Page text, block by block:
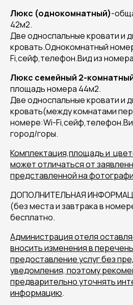
Люкс (однокомнатный)-
42м2.
Две односпальные кровати и
кровать.Однокомнатный
Fi,сейф,телефон.Вид из
Люкс семейный 2-
площадь номера 44м2.
Две односпальные кровати и
кровать(между комнатами
номере:Wi-
город/горы.
Комплектация,площадь и
может отличаться от
представленной на
ДОПОЛНИТЕЛЬНАЯ
(без места и завтрака в
бесплатно.
Администрация отеля
вносить изменения в
предоставление услуг без
уведомления, поэтому
предварительно уточнять
информацию.